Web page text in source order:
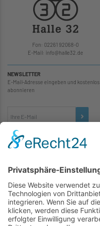
Fon: 02261 92068-0
E-Mail: info@halle32.de
NEWSLETTER
E-Mail-Adresse eingeben und kostenlos
abonnieren
TICKETS
SOCIAL MEDIA